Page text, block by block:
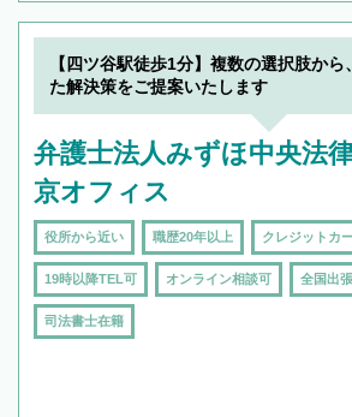
【四ツ谷駅徒歩1分】複数の選択肢か
た解決策をご提案いたします
弁護士法人みずほ中央法
京オフィス
役所から近い 職歴20年以上 クレジットカ
19時以降TEL可 オンライン相談可 全国出
司法書士在籍